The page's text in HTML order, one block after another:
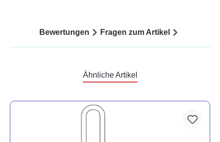
Bewertungen Fragen zum Artikel
Ähnliche Artikel